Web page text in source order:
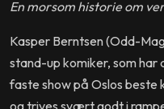
En morsom historie om
Kasper Berntsen (Odd-
stand-up komiker, som har
faste show på Oslos
og trives svært godt i